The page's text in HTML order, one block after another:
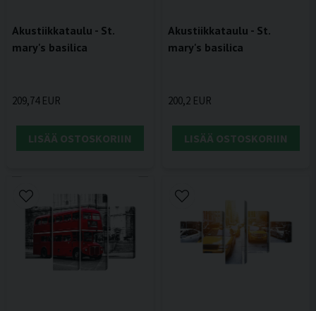
Akustiikkataulu - St.
mary's basilica
209,74 EUR
LISÄÄ OSTOSKORIIN
Akustiikkataulu - St.
mary's basilica
200,2 EUR
LISÄÄ OSTOSKORIIN